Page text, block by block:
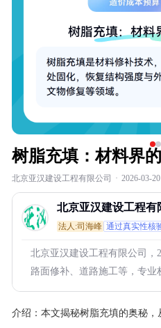
树脂充填：材料界
北京亚汉建设工程有限公司 · 2026-03-
北京亚汉建设工程有
法人:司海峰 通过真实性核
北京亚汉建设工程有限公司，
路面修补、道路施工等，专业
介绍： 本文揭秘树脂充填的奥秘